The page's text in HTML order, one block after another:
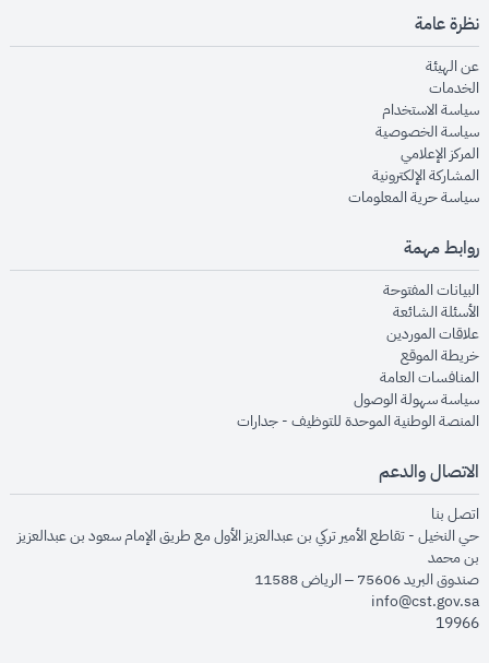
نظرة عامة
عن الهيئةopens in new window
الخدماتopens in new window
سياسة الاستخدام
سياسة الخصوصيةopens in new window
المركز الإعلاميopens in new window
المشاركة الإلكترونيةopens in new window
سياسة حرية المعلوماتopens in new window
روابط مهمة
البيانات المفتوحةopens in new window
الأسئلة الشائعةopens in new window
علاقات الموردينopens in new window
خريطة الموقعopens in new window
المنافسات العامةopens in new window
سياسة سهولة الوصولopens in new window
المنصة الوطنية الموحدة للتوظيف - جداراتopens in new window
الاتصال والدعم
اتصل بنا
حي النخيل - تقاطع الأمير تركي بن عبدالعزيز الأول مع طريق الإمام سعود بن عبدالعزيز
بن محمد
صندوق البريد 75606 – الرياض 11588
info@cst.gov.sa
19966